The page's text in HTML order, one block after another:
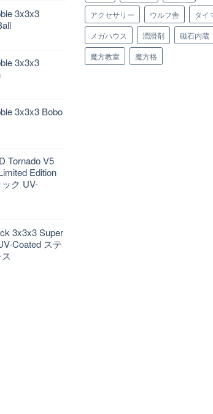
3x3x3
3x3x3
3x3x3 Bobo
Tornado V5
Edition
ク UV-
3x3x3 Super
Coated ステ
アクセサリー
ウルフ舎
タイ
メガハウス
潤滑剤
磁石内蔵
魔方教室
魔方格